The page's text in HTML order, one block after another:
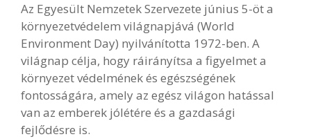
Az Egyesült Nemzetek Szervezete június 5-öt a
környezetvédelem világnapjává (World
Environment Day) nyilvánította 1972-ben. A
világnap célja, hogy ráirányítsa a figyelmet a
környezet védelmének és egészségének
fontosságára, amely az egész világon hatással
van az emberek jólétére és a gazdasági
fejlődésre is.